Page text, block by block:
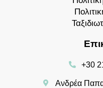
+30
Ανδρέα